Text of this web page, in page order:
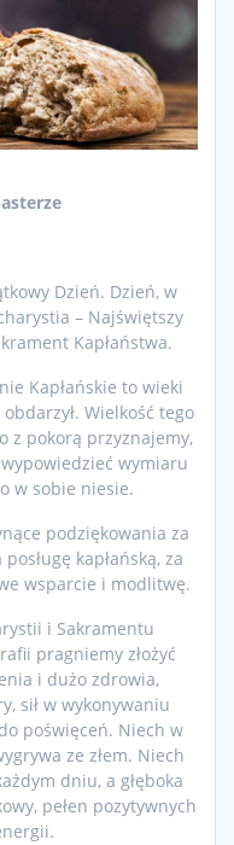
Dzień. Dzień, w
– Najświętszy
Kapłaństwa.
Kapłańskie to wieki
Wielkość tego
z pokorą przyznajemy,
wymiaru
w sobie niesie.
podziękowania za
kapłańską, za
wsparcie i modlitwę.
i Sakramentu
pragniemy złożyć
i dużo zdrowia,
sił w wykonywaniu
poświęceń. Niech w
ze złem. Niech
dniu, a głęboka
pełen pozytywnych